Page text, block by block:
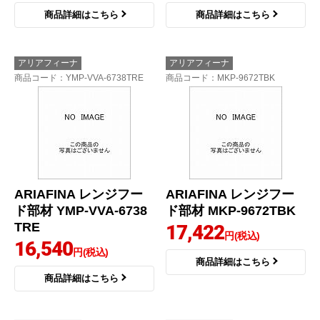
商品詳細はこちら 商品詳細はこちら
アリアフィーナ
商品コード ：YMP-VVA-6738TRE
ARIAFINA レンジフー
ド部材 YMP-VVA-6738
TRE
16,540円(税込)
商品詳細はこちら
アリアフィーナ
商品コード ：MKP-9672TBK
ARIAFINA レンジフー
ド部材 MKP-9672TBK
17,422円(税込)
商品詳細はこちら